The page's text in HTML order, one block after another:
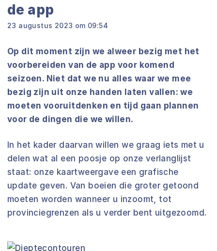
de app
23 augustus 2023 om 09:54
Op dit moment zijn we alweer bezig met het
voorbereiden van de app voor komend
seizoen. Niet dat we nu alles waar we mee
bezig zijn uit onze handen laten vallen: we
moeten vooruitdenken en tijd gaan plannen
voor de dingen die we willen.
In het kader daarvan willen we graag iets met u
delen wat al een poosje op onze verlanglijst
staat: onze kaartweergave een grafische
update geven. Van boeien die groter getoond
moeten worden wanneer u inzoomt, tot
provinciegrenzen als u verder bent uitgezoomd.